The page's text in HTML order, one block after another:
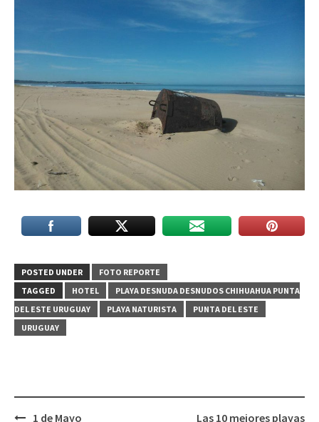
POSTED UNDER
FOTO REPORTE
TAGGED
HOTEL
PLAYA DESNUDA DESNUDOS CHIHUAHUA PUNTA
DEL ESTE URUGUAY
PLAYA NATURISTA
PUNTA DEL ESTE
URUGUAY
Post1 de Mayo
Las 10 mejores playas